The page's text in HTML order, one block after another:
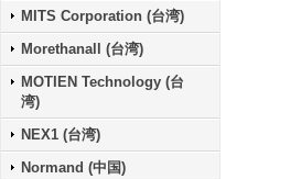
MITS Corporation (台湾)
Morethanall (台湾)
MOTIEN Technology (台
湾)
NEX1 (台湾)
Normand (中国)